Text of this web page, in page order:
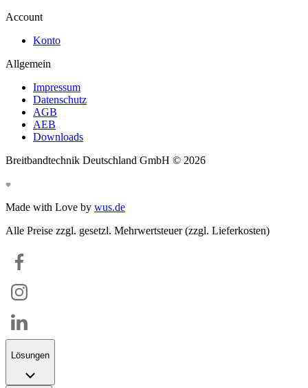
Account
Konto
Allgemein
Impressum
Datenschutz
AGB
AEB
Downloads
Breitbandtechnik Deutschland GmbH © 2026
Made with Love by wus.de
Alle Preise zzgl. gesetzl. Mehrwertsteuer (zzgl. Lieferkosten)
Lösungen